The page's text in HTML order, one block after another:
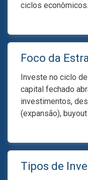
ciclos econômicos.
Foco da
Investe no ciclo
capital fechado
investimentos,
(expansão),
Tipos de